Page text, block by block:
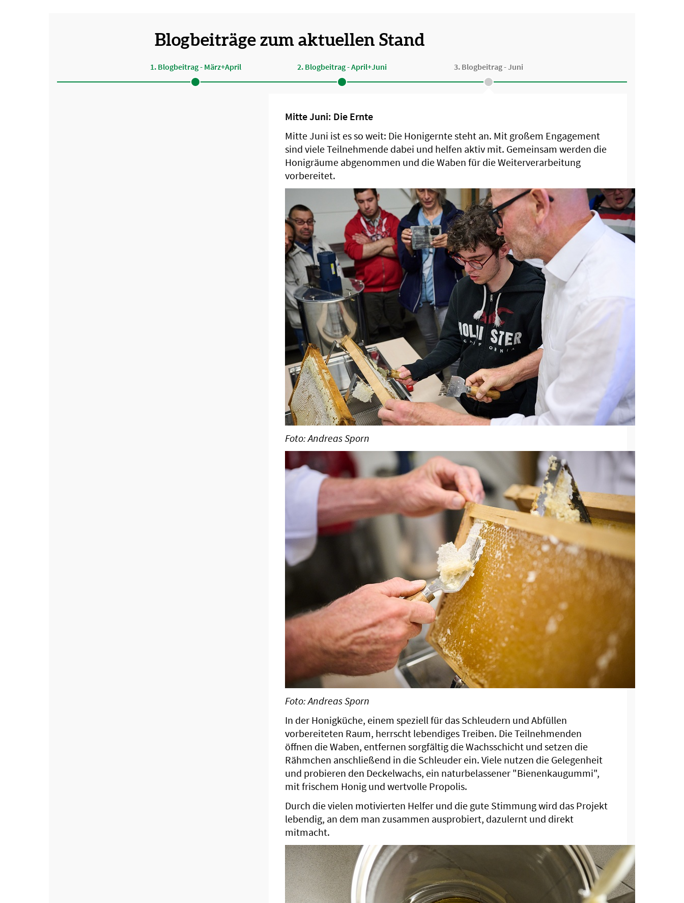
Blogbeiträge zum aktuellen Stand
1. Blogbeitrag - März+April 2. Blogbeitrag - April+Juni 3. Blogbeitrag - Juni
Mitte Juni: Die Ernte
Mitte Juni ist es so weit: Die Honigernte steht an. Mit großem Engagement
sind viele Teilnehmende dabei und helfen aktiv mit. Gemeinsam werden die
Honigräume abgenommen und die Waben für die Weiterverarbeitung
vorbereitet.
Foto: Andreas Sporn
Foto: Andreas Sporn
In der Honigküche, einem speziell für das Schleudern und Abfüllen
vorbereiteten Raum, herrscht lebendiges Treiben. Die Teilnehmenden
öffnen die Waben, entfernen sorgfältig die Wachsschicht und setzen die
Rähmchen anschließend in die Schleuder ein. Viele nutzen die Gelegenheit
und probieren den Deckelwachs, ein naturbelassener "Bienenkaugummi",
mit frischem Honig und wertvolle Propolis.
Durch die vielen motivierten Helfer und die gute Stimmung wird das Projekt
lebendig, an dem man zusammen ausprobiert, dazulernt und direkt
mitmacht.